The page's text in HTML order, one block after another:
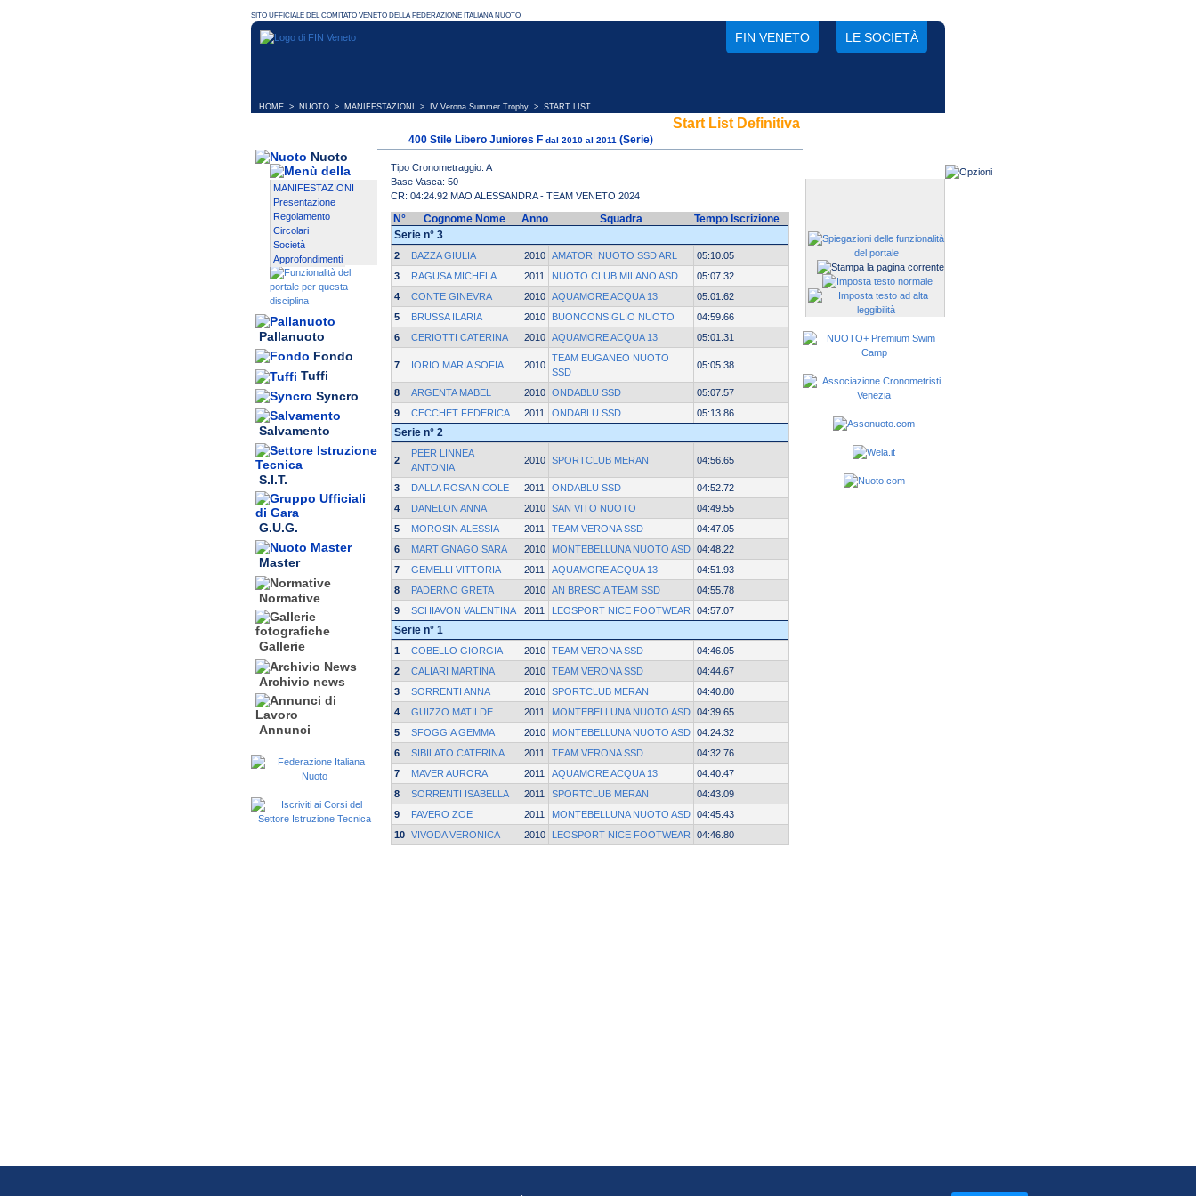
FIN VENETO LE SOCIETÀ
HOME > NUOTO > MANIFESTAZIONI > IV Verona Summer Trophy > START LIST
Nuoto
MANIFESTAZIONI
Presentazione
Regolamento
Circolari
Società
Approfondimenti
Pallanuoto
Fondo
Tuffi
Syncro
Salvamento
S.I.T.
G.U.G.
Master
Normative
Gallerie
Archivio news
Annunci
Start List Definitiva
400 Stile Libero Juniores F dal 2010 al 2011 (Serie)
Tipo Cronometraggio: A
Base Vasca: 50
CR: 04:24.92 MAO ALESSANDRA - TEAM VENETO 2024
N° Cognome Nome Anno Squadra
Tempo Iscrizione
Serie n° 3
2 BAZZA GIULIA 2010 AMATORI NUOTO SSD ARL
05:10.05
3
RAGUSA MICHELA 2011 NUOTO CLUB MILANO ASD
05:07.32
4
CONTE GINEVRA 2010 AQUAMORE ACQUA 13
05:01.62
5
BRUSSA ILARIA 2010 BUONCONSIGLIO NUOTO
04:59.66
6
CERIOTTI CATERINA 2010 AQUAMORE ACQUA 13 05:01.31
7 IORIO MARIA SOFIA 2010
TEAM EUGANEO NUOTO
SSD
05:05.38
8 ARGENTA MABEL 2010 ONDABLU SSD
05:07.57
9
CECCHET FEDERICA 2011 ONDABLU SSD 05:13.86
Serie n° 2
2
PEER LINNEA
ANTONIA
2010 SPORTCLUB MERAN 04:56.65
3 DALLA ROSA NICOLE 2011 ONDABLU SSD
04:52.72
4
DANELON ANNA 2010 SAN VITO NUOTO
04:49.55
5
MOROSIN ALESSIA 2011 TEAM VERONA SSD
04:47.05
6
MARTIGNAGO SARA 2010 MONTEBELLUNA NUOTO ASD 04:48.22
7
GEMELLI VITTORIA 2011 AQUAMORE ACQUA 13
04:51.93
8
PADERNO GRETA 2010 AN BRESCIA TEAM SSD
04:55.78
9
SCHIAVON VALENTINA 2011 LEOSPORT NICE FOOTWEAR 04:57.07
Serie n° 1
1 COBELLO GIORGIA 2010 TEAM VERONA SSD
04:46.05
2
CALIARI MARTINA 2010 TEAM VERONA SSD
04:44.67
3
SORRENTI ANNA 2010 SPORTCLUB MERAN
04:40.80
4
GUIZZO MATILDE 2011 MONTEBELLUNA NUOTO ASD 04:39.65
5
SFOGGIA GEMMA 2010 MONTEBELLUNA NUOTO ASD 04:24.32
6
SIBILATO CATERINA 2011 TEAM VERONA SSD
04:32.76
7
MAVER AURORA 2011 AQUAMORE ACQUA 13
04:40.47
8
SORRENTI ISABELLA 2011 SPORTCLUB MERAN
04:43.09
9
FAVERO ZOE 2011 MONTEBELLUNA NUOTO ASD 04:45.43
10 VIVODA VERONICA 2010 LEOSPORT NICE FOOTWEAR 04:46.80